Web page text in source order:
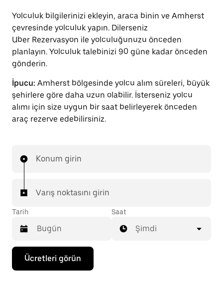
Yolculuk bilgilerinizi ekleyin, araca binin ve Amherst
çevresinde yolculuk yapın. Dilerseniz
Uber Rezervasyon ile yolculuğunuzu önceden
planlayın. Yolculuk talebinizi 90 güne kadar önceden
gönderin.
İpucu: Amherst bölgesinde yolcu alım süreleri, büyük
şehirlere göre daha uzun olabilir. İsterseniz yolcu
alımı için size uygun bir saat belirleyerek önceden
araç rezerve edebilirsiniz.
Konum girin
Varış noktasını girin
Tarih
Takvimle
etkileşime
geçmek
Saat
Şimdi
Ücretleri görün